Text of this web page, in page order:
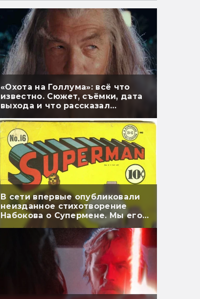
«Охота на Голлума»: всё что
известно. Сюжет, съёмки, дата
выхода и что рассказал
В сети впервые опубликовали
неизданное стихотворение
Набокова о Супермене. Мы его
перевели